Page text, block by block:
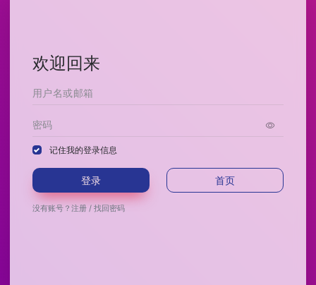
欢迎回来
记住我的登录信息
登录 首页
没有账号？ 注册 / 找回密码